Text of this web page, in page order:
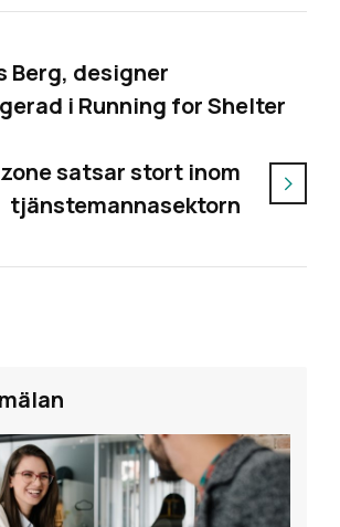
Berg, designer
i Running for Shelter
satsar stort inom
tjänstemannasektorn